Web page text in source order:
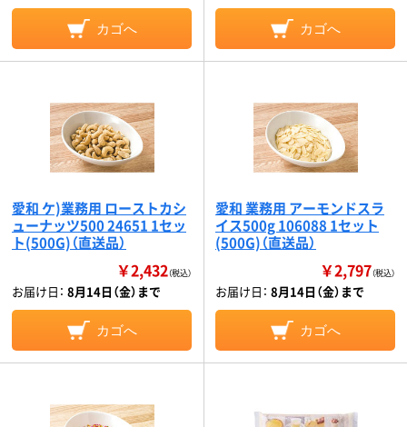
カゴへ カゴへ
愛和 ケ)業務用 ローストカシ
ューナッツ500 24651 1セッ
ト(500G)（直送品）
￥2,432（税込）
お届け日： 8月14日（金）まで
カゴへ
愛和 業務用 アーモンドスラ
イス500g 106088 1セット
(500G)（直送品）
￥2,797（税込）
お届け日： 8月14日（金）まで
カゴへ